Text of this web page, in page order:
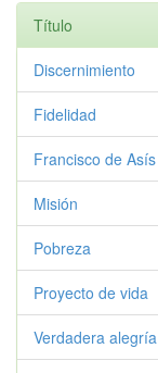
Título
Discernimiento
Fidelidad
Francisco de Asís
Misión
Pobreza
Proyecto de vida
Verdadera alegría